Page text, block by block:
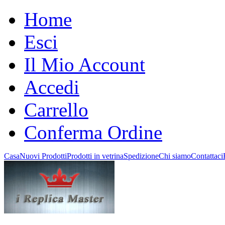
Home
Esci
Il Mio Account
Accedi
Carrello
Conferma Ordine
CasaNuovi ProdottiProdotti in vetrinaSpedizioneChi siamoContattaci